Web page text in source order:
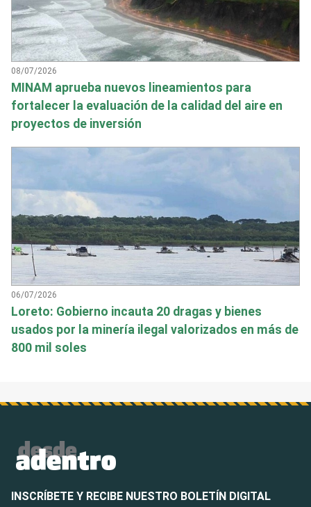
08/07/2026
MINAM aprueba nuevos lineamientos para
fortalecer la evaluación de la calidad del aire en
proyectos de inversión
06/07/2026
Loreto: Gobierno incauta 20 dragas y bienes
usados por la minería ilegal valorizados en más de
800 mil soles
INSCRÍBETE Y RECIBE NUESTRO BOLETÍN DIGITAL